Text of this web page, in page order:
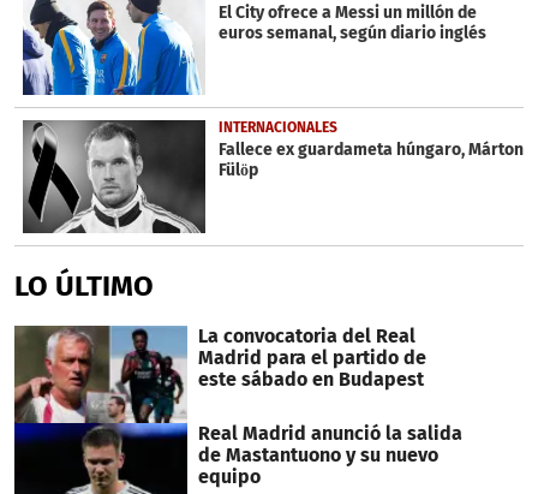
El City ofrece a Messi un millón de
euros semanal, según diario inglés
INTERNACIONALES
Fallece ex guardameta húngaro, Márton
Fülöp
LO ÚLTIMO
La convocatoria del Real
Madrid para el partido de
este sábado en Budapest
Real Madrid anunció la salida
de Mastantuono y su nuevo
equipo